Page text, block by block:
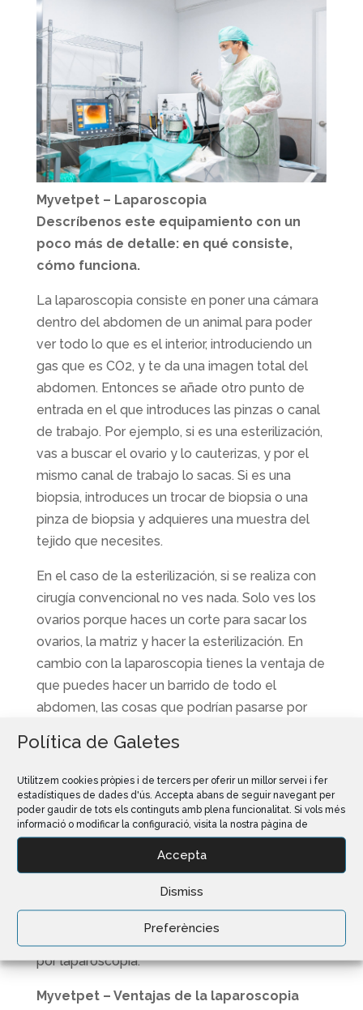
Política de Galetes
Utilitzem cookies pròpies i de tercers per oferir un millor servei i fer
estadístiques de dades d'ús. Accepta abans de seguir navegant per
poder gaudir de tots els continguts amb plena funcionalitat. Si vols més
informació o modificar la configuració, visita la nostra pàgina de
Accepta
Dismiss
Preferències
Myvetpet – Laparoscopia
Descríbenos este equipamiento con un
poco más de detalle: en qué consiste,
cómo funciona.
La laparoscopia consiste en poner una cámara
dentro del abdomen de un animal para poder
ver todo lo que es el interior, introduciendo un
gas que es CO2, y te da una imagen total del
abdomen. Entonces se añade otro punto de
entrada en el que introduces las pinzas o canal
de trabajo. Por ejemplo, si es una esterilización,
vas a buscar el ovario y lo cauterizas, y por el
mismo canal de trabajo lo sacas. Si es una
biopsia, introduces un trocar de biopsia o una
pinza de biopsia y adquieres una muestra del
tejido que necesites.
En el caso de la esterilización, si se realiza con
cirugía convencional no ves nada. Solo ves los
ovarios porque haces un corte para sacar los
ovarios, la matriz y hacer la esterilización. En
cambio con la laparoscopia tienes la ventaja de
que puedes hacer un barrido de todo el
abdomen, las cosas que podrían pasarse por
laparoscopia te fijas en el hígado, en la vejiga,
en los riñones, y ves todo. Tienes un campo
visual. Es como si te metieras dentro del perro.
Todo esto evidentemente necesita de una
curva de aprendizaje, no es como jugar a los
videojuegos, requiere de formación. Hemos
incorporado este servicio y un 10% de los
por laparoscopia.
Myvetpet – Ventajas de la laparoscopia